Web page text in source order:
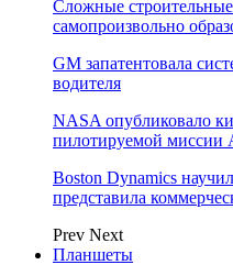
Сложные
самопроизвольно
GM запатентовала
водителя
NASA опубликовало
пилотируемой миссии
Boston Dynamics
представила
Prev Next
Планшеты